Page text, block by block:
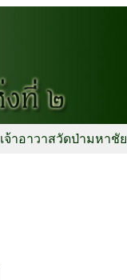
เจ้าอาวาสวัดป่ามหาชัย